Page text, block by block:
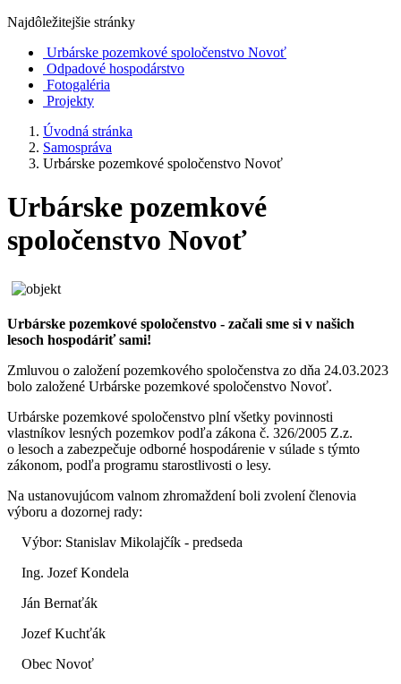
Najdôležitejšie stránky
Urbárske pozemkové spoločenstvo Novoť
Odpadové hospodárstvo
Fotogaléria
Projekty
Úvodná stránka
Samospráva
Urbárske pozemkové spoločenstvo Novoť
Urbárske pozemkové
spoločenstvo Novoť
Urbárske pozemkové spoločenstvo - začali sme si v našich
lesoch hospodáriť sami!
Zmluvou o založení pozemkového spoločenstva zo dňa 24.03.2023
bolo založené Urbárske pozemkové spoločenstvo Novoť.
Urbárske pozemkové spoločenstvo plní všetky povinnosti
vlastníkov lesných pozemkov podľa zákona č. 326/2005 Z.z.
o lesoch a zabezpečuje odborné hospodárenie v súlade s týmto
zákonom, podľa programu starostlivosti o lesy.
Na ustanovujúcom valnom zhromaždení boli zvolení členovia
výboru a dozornej rady:
Výbor: Stanislav Mikolajčík - predseda
Ing. Jozef Kondela
Ján Bernaťák
Jozef Kuchťák
Obec Novoť